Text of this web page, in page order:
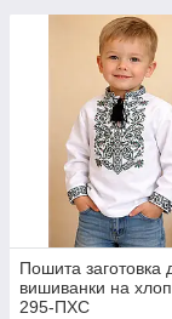
Пошита заготовка
вишиванки на
295-ПХС